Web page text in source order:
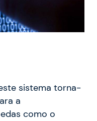
sistema torna-
a
como o